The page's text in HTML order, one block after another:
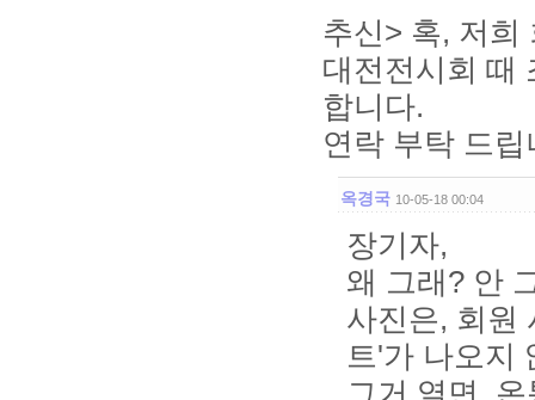
추신> 혹, 저희
대전전시회 때
합니다.
연락 부탁 드립
옥경국 10-05-18 00:04
장기자,
왜 그래? 안
사진은, 회원
트'가 나오지